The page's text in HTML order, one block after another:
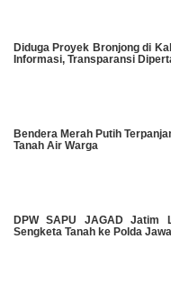
Diduga Proyek Bronjong di
Informasi, Transparansi
Bendera Merah Putih
Tanah Air Warga
DPW SAPU JAGAD Jatim
Sengketa Tanah ke Polda